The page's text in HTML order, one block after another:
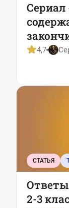
Сериал
4,7
СТАТЬЯ
2-3